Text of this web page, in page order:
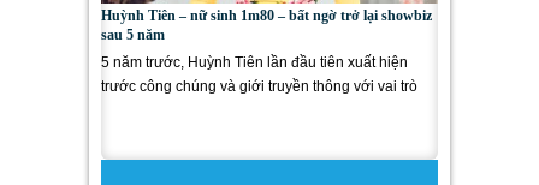
Huỳnh Tiên – nữ sinh 1m80 – bất ngờ trở lại showbiz
sau 5 năm
5 năm trước, Huỳnh Tiên lần đầu tiên xuất hiện
trước công chúng và giới truyền thông với vai trò